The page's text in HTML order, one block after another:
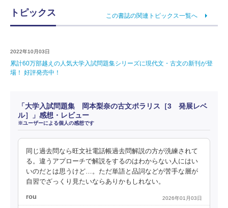
トピックス この書誌の関連トピックス一覧へ
2022年10月03日
累計60万部越えの人気大学入試問題集シリーズに現代文・古文の新刊が登
場！ 好評発売中！
「大学入試問題集 岡本梨奈の古文ポラリス［3 発展レベ
ル］」感想・レビュー
※ユーザーによる個人の感想です
同じ過去問なら旺文社電話帳過去問解説の方が洗練されて
る。違うアプローチで解説をするのはわからない人にはい
いのだとは思うけど…。ただ単語と品詞などが苦手な層が
自習でざっくり見たいならありかもしれない。
rou 2026年01月03日